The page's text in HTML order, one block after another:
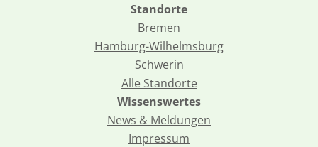
Standorte
Bremen
Hamburg-Wilhelmsburg
Schwerin
Alle Standorte
Wissenswertes
News & Meldungen
Impressum